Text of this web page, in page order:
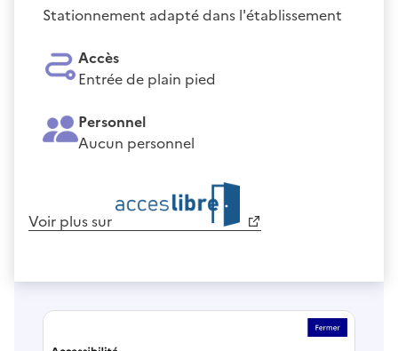
Stationnement adapté dans l'établissement
Accès
Entrée de plain pied
Personnel
Aucun personnel
Voir plus sur